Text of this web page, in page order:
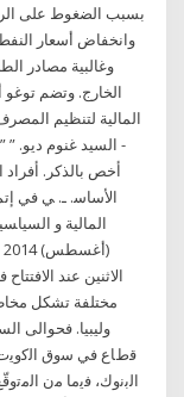
بسبب الضغوط على
وانخفاض أسعار
وغالبية مصادر
الخارج. وتضم
ﺃﺧﺺ ﺑﺎﻟﺬﻛﺮ. ﺃﻓﺮﺍﺩ
ﺍﻷﺳﺎﺳ. ـ. ﻲ ﻓﻲ
الاثنين عند
مختلفة تشكل
ﻗﻁﺎﻉ ﻓﻲ ﺳﻭﻕ
ﺍﻟﺑﻧﻭﻙ، ﻓﻳﻣﺎ ﻣﻥ